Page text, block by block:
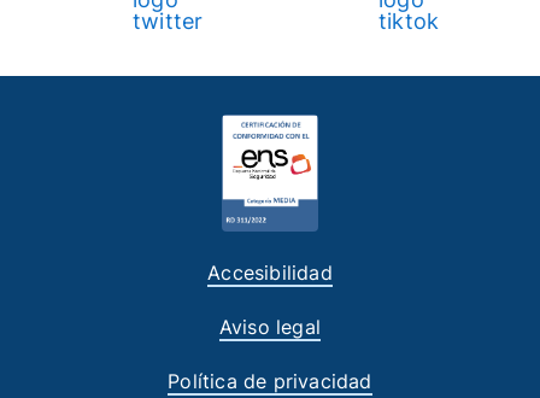
Accesibilidad
Aviso legal
Política de privacidad